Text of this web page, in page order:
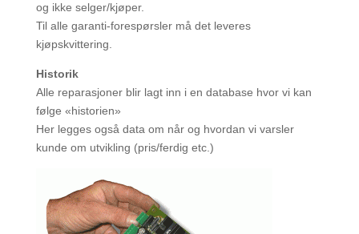
og ikke selger/kjøper.
Til alle garanti-forespørsler må det leveres
kjøpskvittering.
Historik
Alle reparasjoner blir lagt inn i en database hvor vi kan
følge «historien»
Her legges også data om når og hvordan vi varsler
kunde om utvikling (pris/ferdig etc.)